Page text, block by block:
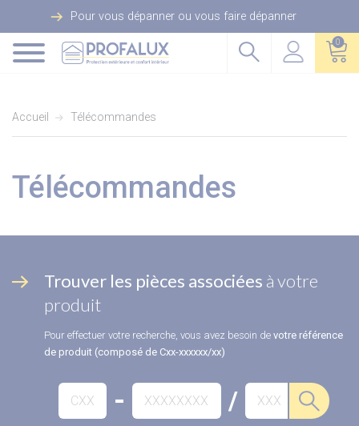
Pour vous dépanner ou vous faire dépanner
0
Accueil Télécommandes
Télécommandes
Trouver les pièces associées à votre
produit
Pour effectuer votre recherche, vous avez besoin de votre référence
de produit (composé de Cxx-xxxxxx/xx)
- /